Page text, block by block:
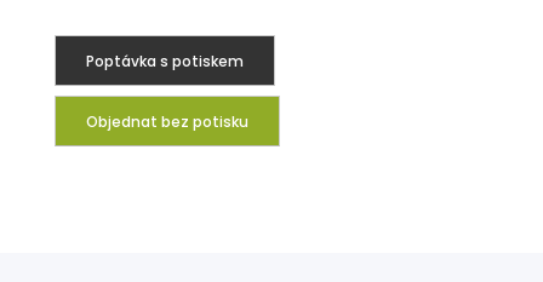
Poptávka s potiskem
Objednat bez potisku